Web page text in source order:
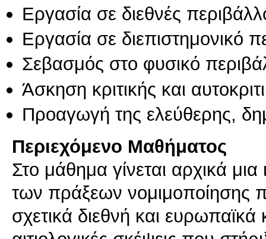
Εργασία σε διεθνές
Εργασία σε διεπιστημονικό
Σεβασμός στο φυσικό
Άσκηση κριτικής και
Προαγωγή της ελεύθερης,
Περιεχόμενο Μαθήματος
Στο μάθημα γίνεται αρχικά
των πράξεων
σχετικά διεθνή και ευρωπαϊκά